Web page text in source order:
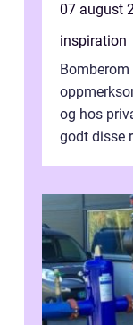
07 august
inspiration
og hos
godt disse